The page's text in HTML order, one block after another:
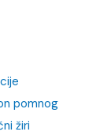
pomnog
žiri